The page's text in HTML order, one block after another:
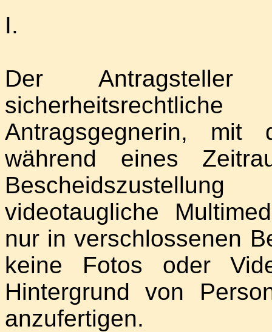
I.
Der
Antragsgegnerin,
während eines
videotaugliche
nur in verschlossenen
keine Fotos oder
Hintergrund von
anzufertigen.